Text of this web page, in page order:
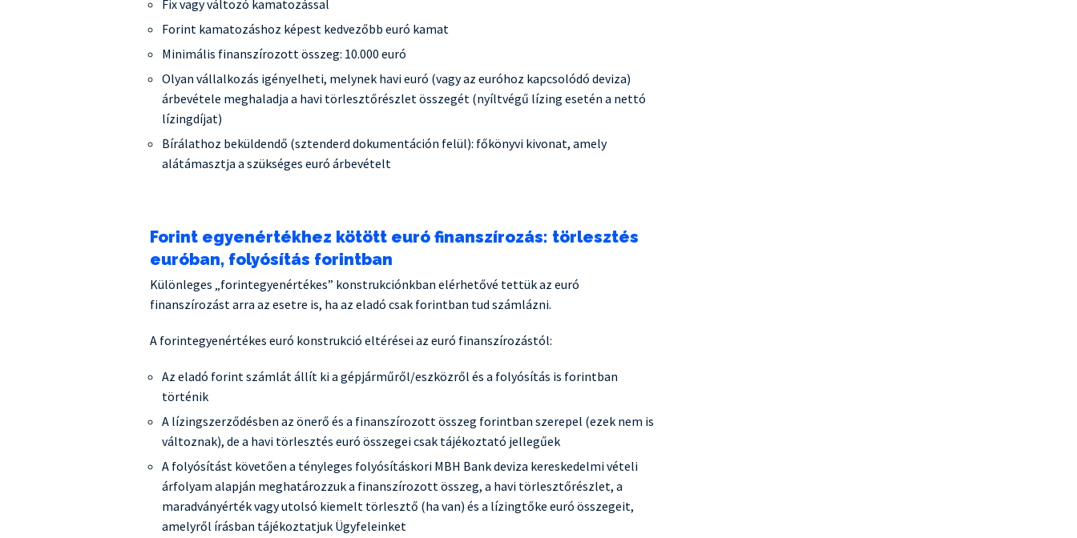
Fix vagy változó kamatozással
Forint kamatozáshoz képest kedvezőbb euró kamat
Minimális finanszírozott összeg: 10.000 euró
Olyan vállalkozás igényelheti, melynek havi euró (vagy az euróhoz kapcsolódó deviza)
árbevétele meghaladja a havi törlesztőrészlet összegét (nyíltvégű lízing esetén a nettó
lízingdíjat)
Bírálathoz beküldendő (sztenderd dokumentáción felül): főkönyvi kivonat, amely
alátámasztja a szükséges euró árbevételt
Forint egyenértékhez kötött euró finanszírozás: törlesztés
euróban, folyósítás forintban
Különleges „forintegyenértékes” konstrukciónkban elérhetővé tettük az euró
finanszírozást arra az esetre is, ha az eladó csak forintban tud számlázni.
A forintegyenértékes euró konstrukció eltérései az euró finanszírozástól:
Az eladó forint számlát állít ki a gépjárműről/eszközről és a folyósítás is forintban
történik
A lízingszerződésben az önerő és a finanszírozott összeg forintban szerepel (ezek nem is
változnak), de a havi törlesztés euró összegei csak tájékoztató jellegűek
A folyósítást követően a tényleges folyósításkori MBH Bank deviza kereskedelmi vételi
árfolyam alapján meghatározzuk a finanszírozott összeg, a havi törlesztőrészlet, a
maradványérték vagy utolsó kiemelt törlesztő (ha van) és a lízingtőke euró összegeit,
amelyről írásban tájékoztatjuk Ügyfeleinket